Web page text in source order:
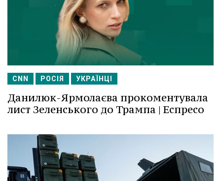
CNN РОСІЯ УКРАЇНЦІ
Данилюк-Ярмолаєва прокоментувала
лист Зеленського до Трампа | Еспресо